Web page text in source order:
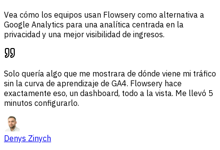
Vea cómo los equipos usan Flowsery como alternativa a
Google Analytics para una analítica centrada en la
privacidad y una mejor visibilidad de ingresos.
Solo quería algo que me mostrara de dónde viene mi tráfico
sin la curva de aprendizaje de GA4. Flowsery hace
exactamente eso, un dashboard, todo a la vista. Me llevó 5
minutos configurarlo.
Denys Zinych